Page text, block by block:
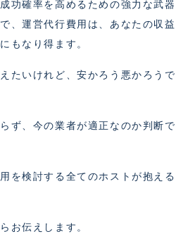
功確率を高めるための強力な武器
、運営代行費用は、あなたの収益
もなり得ます。
たいけれど、安かろう悪かろうで
ず、今の業者が適正なのか判断で
を検討する全てのホストが抱える
お伝えします。